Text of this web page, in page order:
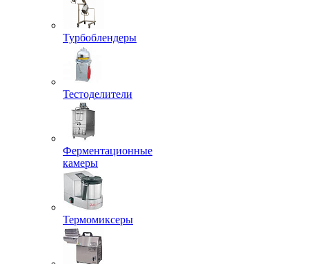
Турбоблендеры
Тестоделители
Ферментационные
камеры
Термомиксеры